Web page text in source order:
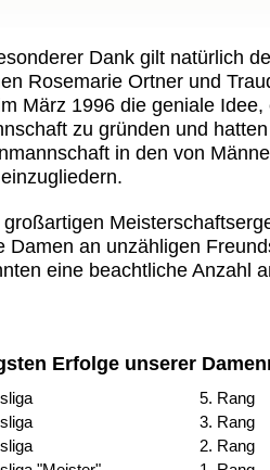
Dank gilt natürlich
Rosemarie Ortner und
März 1996 die geniale Idee,
zu gründen und
in den von
Damen an unzähligen
eine beachtliche Anzahl
Erfolge unserer
5. Rang
3. Rang
2. Rang